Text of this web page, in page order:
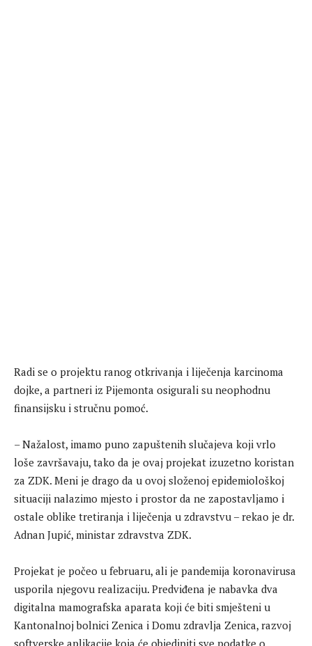
Radi se o projektu ranog otkrivanja i liječenja karcinoma
dojke, a partneri iz Pijemonta osigurali su neophodnu
finansijsku i stručnu pomoć.
– Nažalost, imamo puno zapuštenih slučajeva koji vrlo
loše završavaju, tako da je ovaj projekat izuzetno koristan
za ZDK. Meni je drago da u ovoj složenoj epidemiološkoj
situaciji nalazimo mjesto i prostor da ne zapostavljamo i
ostale oblike tretiranja i liječenja u zdravstvu – rekao je dr.
Adnan Jupić, ministar zdravstva ZDK.
Projekat je počeo u februaru, ali je pandemija koronavirusa
usporila njegovu realizaciju. Predviđena je nabavka dva
digitalna mamografska aparata koji će biti smješteni u
Kantonalnoj bolnici Zenica i Domu zdravlja Zenica, razvoj